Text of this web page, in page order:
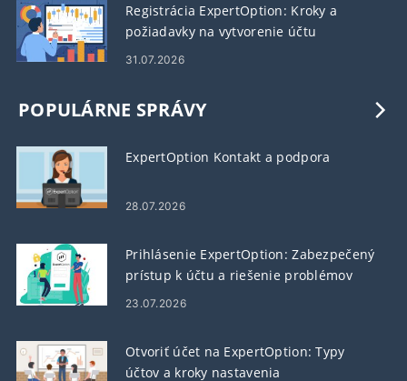
Registrácia ExpertOption: Kroky a
požiadavky na vytvorenie účtu
31.07.2026
POPULÁRNE SPRÁVY
ExpertOption Kontakt a podpora
28.07.2026
Prihlásenie ExpertOption: Zabezpečený
prístup k účtu a riešenie problémov
23.07.2026
Otvoriť účet na ExpertOption: Typy
účtov a kroky nastavenia